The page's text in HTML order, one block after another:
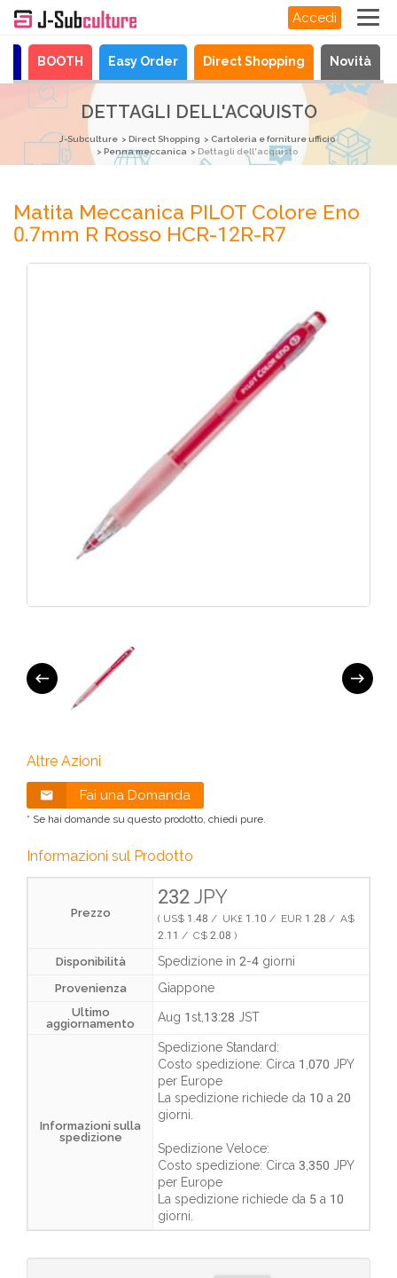
Accedi
BOOTH Easy Order Direct Shopping Novità
DETTAGLI DELL'ACQUISTO
J-Subculture Direct Shopping
Cartoleria e forniture ufficio
Penna meccanica
Dettagli dell'acquisto
Matita Meccanica PILOT Colore Eno
0.7mm R Rosso HCR-12R-R7
Altre Azioni
Fai una Domanda
* Se hai domande su questo prodotto, chiedi pure.
Informazioni sul Prodotto
Prezzo
232 JPY
( US$ 1.48 / UK£ 1.10 / EUR 1.28 / A$
2.11 / C$ 2.08 )
Disponibilità Spedizione in 2-4 giorni
Provenienza Giappone
Ultimo
aggiornamento
Aug 1st,13:28 JST
Informazioni sulla
spedizione
Spedizione Standard:
Costo spedizione: Circa 1,070 JPY
per Europe
La spedizione richiede da 10 a 20
giorni
Spedizione Veloce:
Costo spedizione: Circa 3,350 JPY
per Europe
La spedizione richiede da 5 a 10
giorni